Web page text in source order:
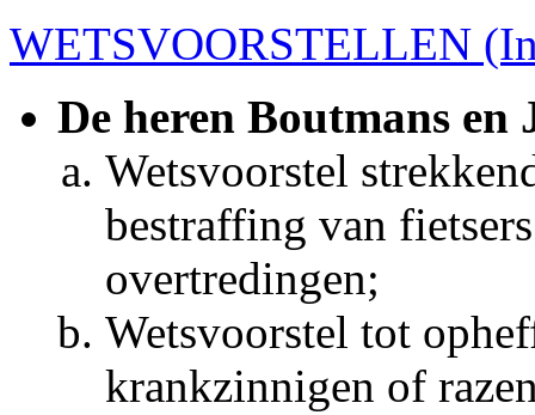
WETSVOORSTELLEN
De heren Boutmans en
Wetsvoorstel
bestraffing van
overtredingen;
Wetsvoorstel tot
krankzinnigen of